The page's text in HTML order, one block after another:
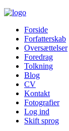
Forside
Forfatterskab
Oversættelser
Foredrag
Tolkning
Blog
CV
Kontakt
Fotografier
Log ind
Skift sprog